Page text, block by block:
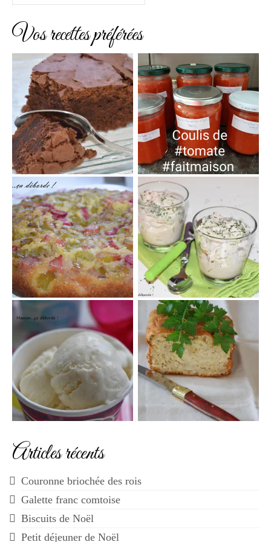
Vos recettes préférées
Articles récents
Couronne briochée des rois
Galette franc comtoise
Biscuits de Noël
Petit déjeuner de Noël